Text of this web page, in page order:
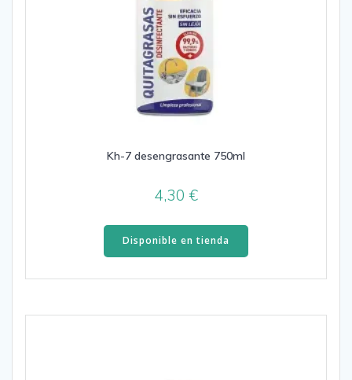
Kh-7 desengrasante 750ml
4,30€
Disponible en tienda